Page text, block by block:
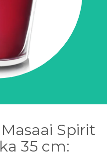
Spirit
35 cm: